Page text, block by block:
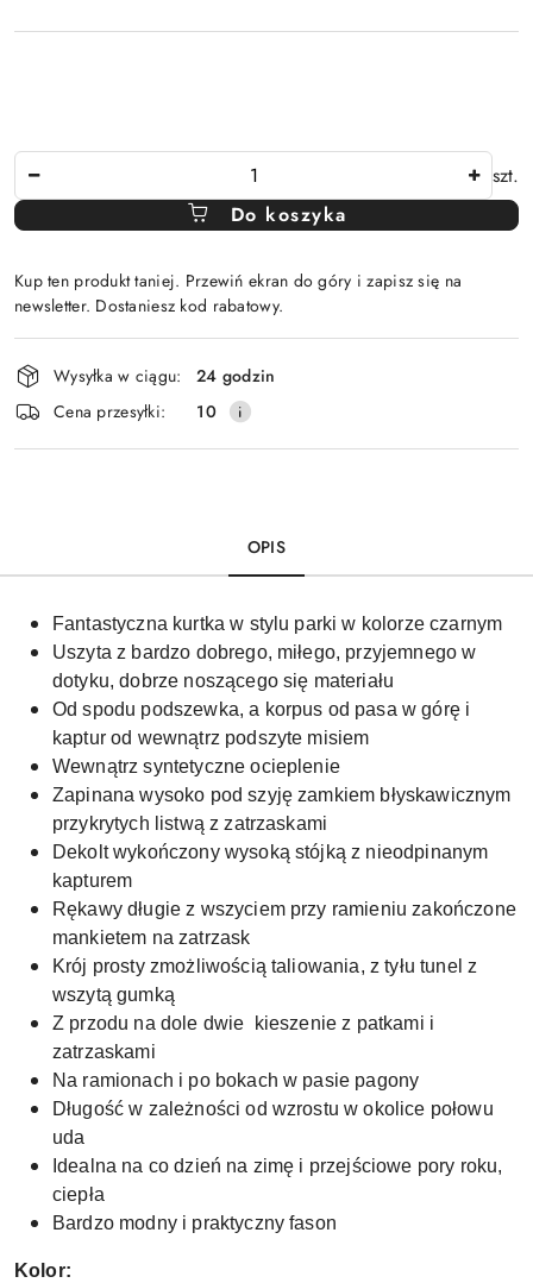
szt.
Do koszyka
Kup ten produkt taniej. Przewiń ekran do góry i zapisz się na
newsletter. Dostaniesz kod rabatowy.
Dostępność
i
dostawa
Wysyłka w ciągu:
24 godzin
Cena przesyłki:
10
OPIS
Fantastyczna kurtka w stylu parki w kolorze czarnym
Uszyta z bardzo dobrego, miłego, przyjemnego w
dotyku, dobrze noszącego się materiału
Od spodu podszewka, a korpus od pasa w górę i
kaptur od wewnątrz podszyte misiem
Wewnątrz syntetyczne ocieplenie
Zapinana wysoko pod szyję zamkiem błyskawicznym
przykrytych listwą z zatrzaskami
Dekolt wykończony wysoką stójką z nieodpinanym
kapturem
Rękawy długie z wszyciem przy ramieniu zakończone
mankietem na zatrzask
Krój prosty zmożliwością taliowania, z tyłu tunel z
wszytą gumką
Z przodu na dole dwie kieszenie z patkami i
zatrzaskami
Na ramionach i po bokach w pasie pagony
Długość w zależności od wzrostu w okolice połowu
uda
Idealna na co dzień na zimę i przejściowe pory roku,
ciepła
Bardzo modny i praktyczny fason
Kolor: